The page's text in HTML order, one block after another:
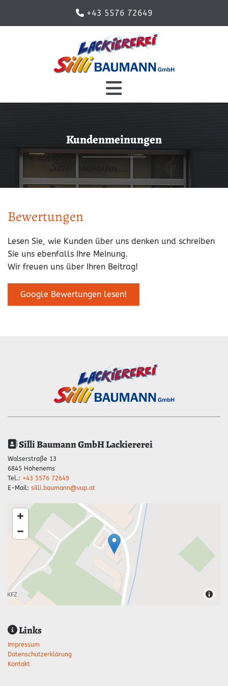
 +43 5576 72649
Kundenmeinungen
Bewertungen
Lesen Sie, wie Kunden über uns denken und schreiben
Sie uns ebenfalls Ihre Meinung.
Wir freuen uns über Ihren Beitrag!
Google Bewertungen lesen!
Silli Baumann GmbH Lackiererei
Walserstraße 13
6845 Hohenems
Tel.: +43 5576 72649
E-Mail: silli.baumann@vup.at
Links
Impressum
Datenschutzerklärung
Kontakt